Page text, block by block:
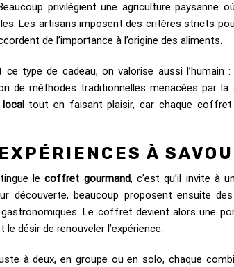
privilégient une agriculture paysanne
Les artisans imposent des critères stricts
de l’importance à l’origine des aliments.
type de cadeau, on valorise aussi
de méthodes traditionnelles menacées par
tout en faisant plaisir, car chaque coffret
À
lecoffret gourmand, c’est qu’il invite à
découverte, beaucoup proposent ensuite
Le coffret devient alors une
le désir de renouveler l’expérience.
à deux, en groupe ou en solo, chaque